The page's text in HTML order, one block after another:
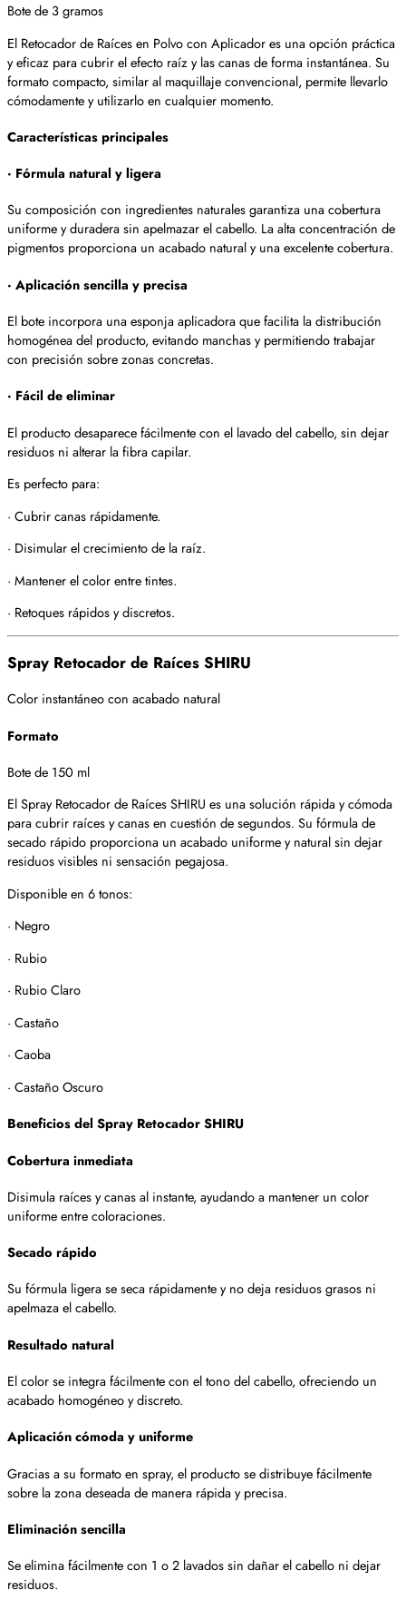
Bote de 3 gramos
El Retocador de Raíces en Polvo con Aplicador es una opción práctica
y eficaz para cubrir el efecto raíz y las canas de forma instantánea. Su
formato compacto, similar al maquillaje convencional, permite llevarlo
cómodamente y utilizarlo en cualquier momento.
Características principales
· Fórmula natural y ligera
Su composición con ingredientes naturales garantiza una cobertura
uniforme y duradera sin apelmazar el cabello. La alta concentración de
pigmentos proporciona un acabado natural y una excelente cobertura.
· Aplicación sencilla y precisa
El bote incorpora una esponja aplicadora que facilita la distribución
homogénea del producto, evitando manchas y permitiendo trabajar
con precisión sobre zonas concretas.
· Fácil de eliminar
El producto desaparece fácilmente con el lavado del cabello, sin dejar
residuos ni alterar la fibra capilar.
Es perfecto para:
· Cubrir canas rápidamente.
· Disimular el crecimiento de la raíz.
· Mantener el color entre tintes.
· Retoques rápidos y discretos.
Spray Retocador de Raíces SHIRU
Color instantáneo con acabado natural
Formato
Bote de 150 ml
El Spray Retocador de Raíces SHIRU es una solución rápida y cómoda
para cubrir raíces y canas en cuestión de segundos. Su fórmula de
secado rápido proporciona un acabado uniforme y natural sin dejar
residuos visibles ni sensación pegajosa.
Disponible en 6 tonos:
· Negro
· Rubio
· Rubio Claro
· Castaño
· Caoba
· Castaño Oscuro
Beneficios del Spray Retocador SHIRU
Cobertura inmediata
Disimula raíces y canas al instante, ayudando a mantener un color
uniforme entre coloraciones.
Secado rápido
Su fórmula ligera se seca rápidamente y no deja residuos grasos ni
apelmaza el cabello.
Resultado natural
El color se integra fácilmente con el tono del cabello, ofreciendo un
acabado homogéneo y discreto.
Aplicación cómoda y uniforme
Gracias a su formato en spray, el producto se distribuye fácilmente
sobre la zona deseada de manera rápida y precisa.
Eliminación sencilla
Se elimina fácilmente con 1 o 2 lavados sin dañar el cabello ni dejar
residuos.